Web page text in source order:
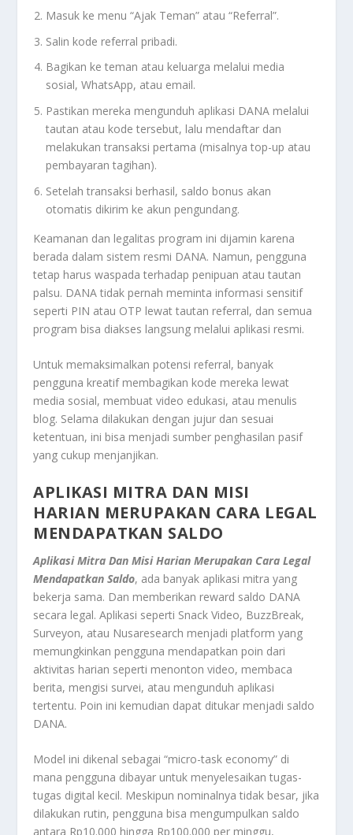
Masuk ke menu “Ajak Teman” atau “Referral”.
Salin kode referral pribadi.
Bagikan ke teman atau keluarga melalui media
sosial, WhatsApp, atau email.
Pastikan mereka mengunduh aplikasi DANA melalui
tautan atau kode tersebut, lalu mendaftar dan
melakukan transaksi pertama (misalnya top-up atau
pembayaran tagihan).
Setelah transaksi berhasil, saldo bonus akan
otomatis dikirim ke akun pengundang.
Keamanan dan legalitas program ini dijamin karena
berada dalam sistem resmi DANA. Namun, pengguna
tetap harus waspada terhadap penipuan atau tautan
palsu. DANA tidak pernah meminta informasi sensitif
seperti PIN atau OTP lewat tautan referral, dan semua
program bisa diakses langsung melalui aplikasi resmi.
Untuk memaksimalkan potensi referral, banyak
pengguna kreatif membagikan kode mereka lewat
media sosial, membuat video edukasi, atau menulis
blog. Selama dilakukan dengan jujur dan sesuai
ketentuan, ini bisa menjadi sumber penghasilan pasif
yang cukup menjanjikan.
APLIKASI MITRA DAN MISI
HARIAN MERUPAKAN CARA LEGAL
MENDAPATKAN SALDO
Aplikasi Mitra Dan Misi Harian Merupakan Cara Legal
Mendapatkan Saldo, ada banyak aplikasi mitra yang
bekerja sama. Dan memberikan reward saldo DANA
secara legal. Aplikasi seperti Snack Video, BuzzBreak,
Surveyon, atau Nusaresearch menjadi platform yang
memungkinkan pengguna mendapatkan poin dari
aktivitas harian seperti menonton video, membaca
berita, mengisi survei, atau mengunduh aplikasi
tertentu. Poin ini kemudian dapat ditukar menjadi saldo
DANA.
Model ini dikenal sebagai “micro-task economy” di
mana pengguna dibayar untuk menyelesaikan tugas-
tugas digital kecil. Meskipun nominalnya tidak besar, jika
dilakukan rutin, pengguna bisa mengumpulkan saldo
antara Rp10.000 hingga Rp100.000 per minggu,